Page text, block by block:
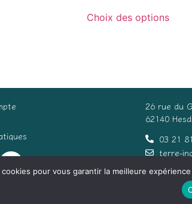
Choix des options
26 rue du
62140
03 21
terre-
pour vous garantir la meilleure